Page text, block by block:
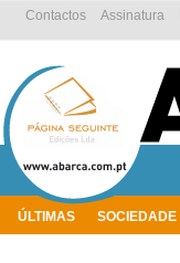
ÚLTIMAS SOCIEDADE
Assinatura
Contactos